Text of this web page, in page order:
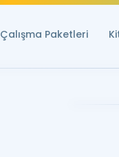
Çalışma Paketleri